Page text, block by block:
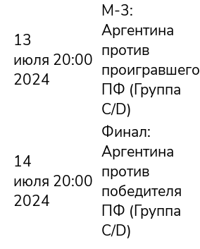
13
июля
2024
20:00
М-3:
Аргентина
против
проигравшего
ПФ (Группа
C/D)
14
июля
2024
20:00
Финал:
Аргентина
против
победителя
ПФ (Группа
C/D)